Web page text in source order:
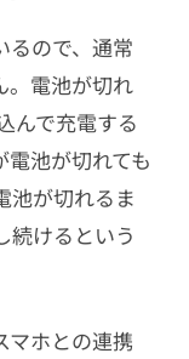
るので、通常
。電池が切れ
んで充電する
池が切れても
池が切れるま
続けるという
マホとの連携